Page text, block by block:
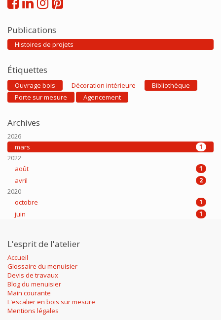
Publications
Histoires de projets
Étiquettes
Ouvrage bois Décoration intérieure
Bibliothèque
Porte sur mesure
Agencement
Archives
2026
mars
1
2022
août
1
avril 2
2020
octobre
1
juin 1
L'esprit de l'atelier
Accueil
Glossaire du menuisier
Devis de travaux
Blog du menuisier
Main courante
L'escalier en bois sur mesure
Mentions légales